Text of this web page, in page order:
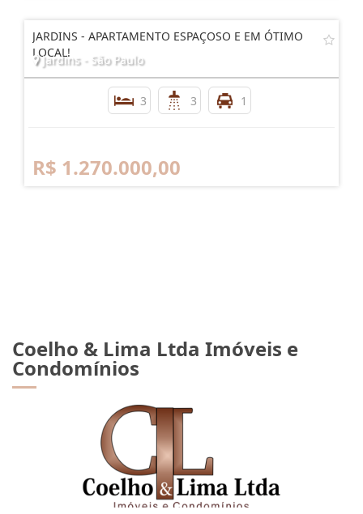
JARDINS - APARTAMENTO ESPAÇOSO E EM ÓTIMO
LOCAL!
Jardins - São Paulo
3 3 1
R$ 1.270.000,00
Coelho & Lima Ltda Imóveis e
Condomínios